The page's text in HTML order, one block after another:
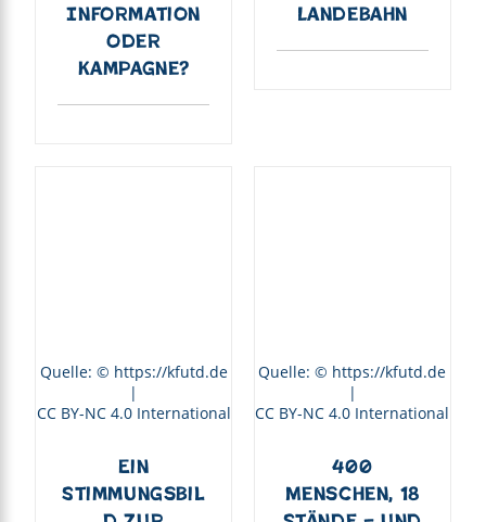
Information
oder
Kampagne?
Landebahn
Quelle: © https://kfutd.de
|
CC BY-NC 4.0 International
Ein
Stimmungsbil
Quelle: © https://kfutd.de
|
CC BY-NC 4.0 International
400
Menschen, 18